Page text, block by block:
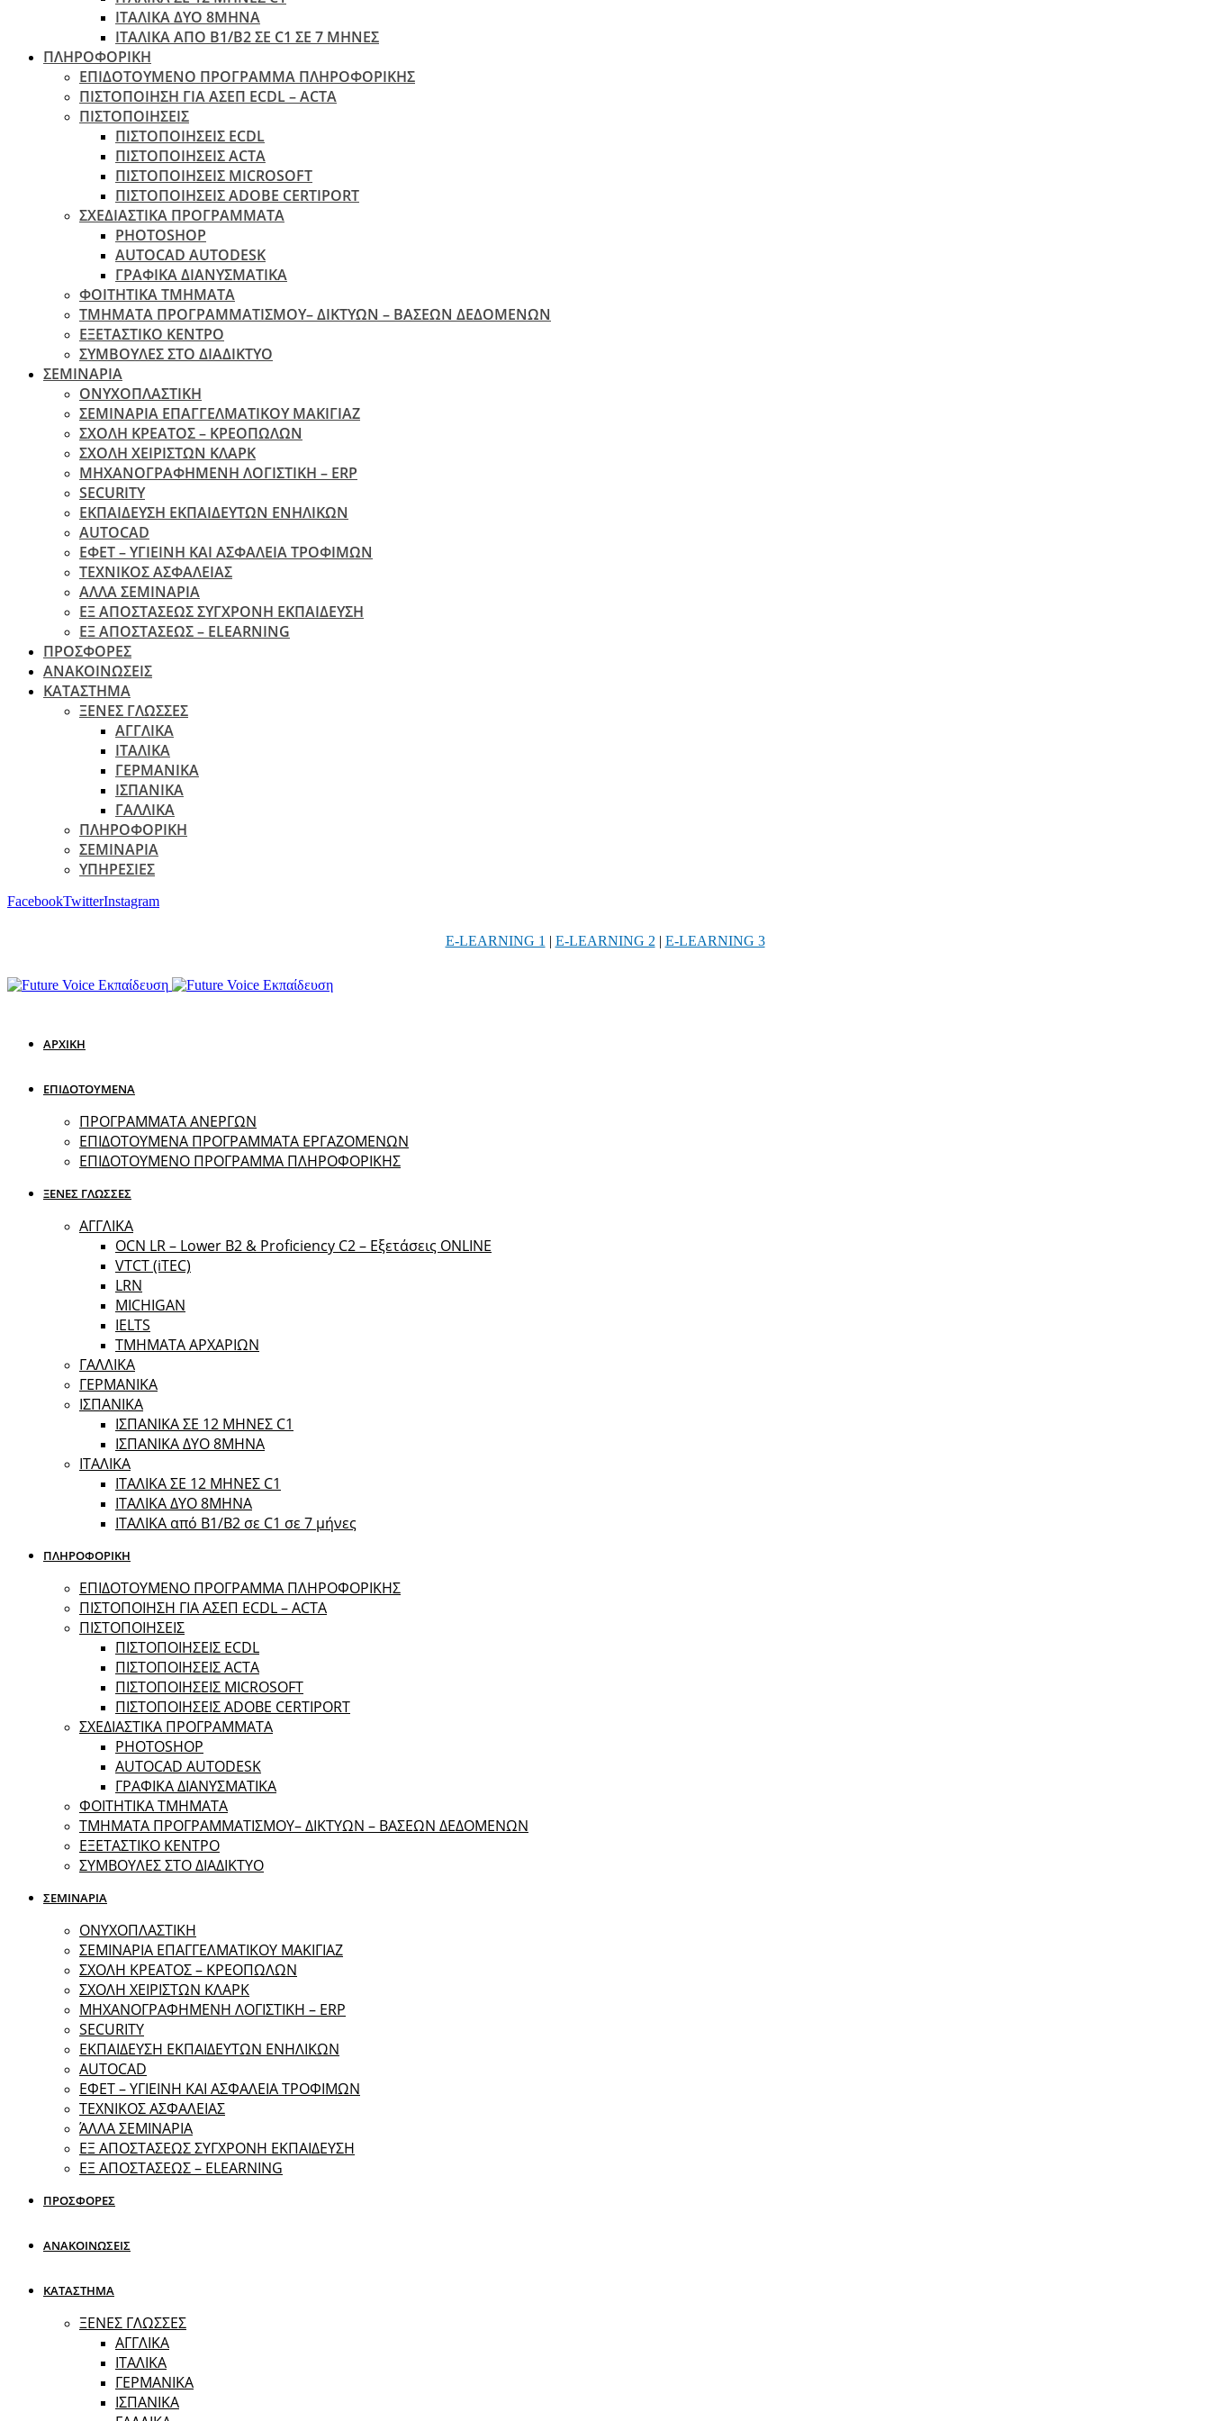
ΙΤΑΛΙΚΑ ΔΥΟ 8ΜΗΝΑ
ΙΤΑΛΙΚΑ ΑΠΌ B1/B2 ΣΕ C1 ΣΕ 7 ΜΉΝΕΣ
ΠΛΗΡΟΦΟΡΙΚΗ
ΕΠΙΔΟΤΟΥΜΕΝΟ ΠΡΟΓΡΑΜΜΑ ΠΛΗΡΟΦΟΡΙΚΗΣ
ΠIΣΤΟΠΟΙΗΣΗ ΓΙΑ ΑΣΕΠ ECDL – ACTA
ΠΙΣΤΟΠΟΙΗΣΕΙΣ
ΠΙΣΤΟΠΟΙΗΣΕΙΣ ECDL
ΠΙΣΤΟΠΟΙΗΣΕΙΣ ACTA
ΠΙΣΤΟΠΟΙΗΣΕΙΣ MICROSOFT
ΠΙΣΤΟΠΟΙΗΣΕΙΣ ADOBE CERTIPORT
ΣΧΕΔΙΑΣΤΙΚΑ ΠΡΟΓΡΑΜΜΑΤΑ
PHOTOSHOP
AUTOCAD AUTODESK
ΓΡΑΦΙΚΑ ΔΙΑΝΥΣΜΑΤΙΚΑ
ΦΟΙΤΗΤΙΚΑ ΤΜΗΜΑΤΑ
ΤΜΗΜΑΤΑ ΠΡΟΓΡΑΜΜΑΤΙΣΜΟΥ– ΔΙΚΤΥΩΝ – ΒΑΣΕΩΝ ΔΕΔΟΜΕΝΩΝ
ΕΞΕΤΑΣΤΙΚΟ ΚΕΝΤΡΟ
ΣΥΜΒΟΥΛΕΣ ΣΤΟ ΔΙΑΔΙΚΤΥΟ
ΣΕΜΙΝΑΡΙΑ
ΟΝΥΧΟΠΛΑΣΤΙΚΗ
ΣΕΜΙΝΑΡΙΑ ΕΠΑΓΓΕΛΜΑΤΙΚΟΥ ΜΑΚΙΓΙΑΖ
ΣΧΟΛΗ ΚΡΕΑΤΟΣ – ΚΡΕΟΠΩΛΩΝ
ΣΧΟΛΗ ΧΕΙΡΙΣΤΩΝ ΚΛΑΡΚ
ΜΗΧΑΝΟΓΡΑΦΗΜΕΝΗ ΛΟΓΙΣΤΙΚΗ – ERP
SECURITY
ΕΚΠΑΙΔΕΥΣΗ ΕΚΠΑΙΔΕΥΤΩΝ ΕΝΗΛΙΚΩΝ
ΑUTOCAD
ΕΦΕΤ – ΥΓΙΕΙΝΗ ΚΑΙ ΑΣΦΑΛΕΙΑ ΤΡΟΦΙΜΩΝ
ΤΕΧΝΙΚΟΣ ΑΣΦΑΛΕΙΑΣ
ΆΛΛΑ ΣΕΜΙΝΑΡΙΑ
EΞ ΑΠΟΣΤΑΣΕΩΣ ΣΥΓΧΡΟΝΗ ΕΚΠΑΙΔΕΥΣΗ
ΕΞ ΑΠΟΣΤΑΣΕΩΣ – ELEARNING
ΠΡΟΣΦΟΡΕΣ
ΑΝΑΚΟΙΝΩΣΕΙΣ
ΚΑΤΑΣΤΗΜΑ
ΞΕΝΕΣ ΓΛΩΣΣΕΣ
ΑΓΓΛΙΚΑ
ΙΤΑΛΙΚΑ
ΓΕΡΜΑΝΙΚΑ
ΙΣΠΑΝΙΚΑ
ΓΑΛΛΙΚΑ
ΠΛΗΡΟΦΟΡΙΚΗ
ΣΕΜΙΝΑΡΙΑ
ΥΠΗΡΕΣΙΕΣ
FacebookTwitterInstagram
E-LEARNING 1 | E-LEARNING 2 | E-LEARNING 3
ΑΡΧΙΚΗ
ΕΠΙΔΟΤΟΥΜΕΝΑ
ΠΡΟΓΡΑΜΜΑΤΑ ΑΝΕΡΓΩΝ
ΕΠΙΔΟΤΟΥΜΕΝΑ ΠΡΟΓΡΑΜΜΑΤΑ ΕΡΓΑΖΟΜΕΝΩΝ
ΕΠΙΔΟΤΟΥΜΕΝΟ ΠΡΟΓΡΑΜΜΑ ΠΛΗΡΟΦΟΡΙΚΗΣ
ΞΕΝΕΣ ΓΛΩΣΣΕΣ
ΑΓΓΛΙΚΑ
OCN LR – Lower B2 & Proficiency C2 – Εξετάσεις ONLINE
VTCT (iTEC)
LRN
MICHIGAN
IELTS
ΤΜΗΜΑΤΑ ΑΡΧΑΡΙΩΝ
ΓΑΛΛΙΚΑ
ΓΕΡΜΑΝΙΚΑ
ΙΣΠΑΝΙΚΑ
ΙΣΠΑΝΙΚΑ ΣΕ 12 ΜΗΝΕΣ C1
ΙΣΠΑΝΙΚΑ ΔΥΟ 8ΜΗΝΑ
ΙΤΑΛΙΚΑ
ΙΤΑΛΙΚΑ ΣΕ 12 ΜΗΝΕΣ C1
ΙΤΑΛΙΚΑ ΔΥΟ 8ΜΗΝΑ
ΙΤΑΛΙΚΑ από B1/B2 σε C1 σε 7 μήνες
ΠΛΗΡΟΦΟΡΙΚΗ
ΕΠΙΔΟΤΟΥΜΕΝΟ ΠΡΟΓΡΑΜΜΑ ΠΛΗΡΟΦΟΡΙΚΗΣ
ΠIΣΤΟΠΟΙΗΣΗ ΓΙΑ ΑΣΕΠ ECDL – ACTA
ΠΙΣΤΟΠΟΙΗΣΕΙΣ
ΠΙΣΤΟΠΟΙΗΣΕΙΣ ECDL
ΠΙΣΤΟΠΟΙΗΣΕΙΣ ACTA
ΠΙΣΤΟΠΟΙΗΣΕΙΣ MICROSOFT
ΠΙΣΤΟΠΟΙΗΣΕΙΣ ADOBE CERTIPORT
ΣΧΕΔΙΑΣΤΙΚΑ ΠΡΟΓΡΑΜΜΑΤΑ
PHOTOSHOP
AUTOCAD AUTODESK
ΓΡΑΦΙΚΑ ΔΙΑΝΥΣΜΑΤΙΚΑ
ΦΟΙΤΗΤΙΚΑ ΤΜΗΜΑΤΑ
ΤΜΗΜΑΤΑ ΠΡΟΓΡΑΜΜΑΤΙΣΜΟΥ– ΔΙΚΤΥΩΝ – ΒΑΣΕΩΝ ΔΕΔΟΜΕΝΩΝ
ΕΞΕΤΑΣΤΙΚΟ ΚΕΝΤΡΟ
ΣΥΜΒΟΥΛΕΣ ΣΤΟ ΔΙΑΔΙΚΤΥΟ
ΣΕΜΙΝΑΡΙΑ
ΟΝΥΧΟΠΛΑΣΤΙΚΗ
ΣΕΜΙΝΑΡΙΑ ΕΠΑΓΓΕΛΜΑΤΙΚΟΥ ΜΑΚΙΓΙΑΖ
ΣΧΟΛΗ ΚΡΕΑΤΟΣ – ΚΡΕΟΠΩΛΩΝ
ΣΧΟΛΗ ΧΕΙΡΙΣΤΩΝ ΚΛΑΡΚ
ΜΗΧΑΝΟΓΡΑΦΗΜΕΝΗ ΛΟΓΙΣΤΙΚΗ – ERP
SECURITY
ΕΚΠΑΙΔΕΥΣΗ ΕΚΠΑΙΔΕΥΤΩΝ ΕΝΗΛΙΚΩΝ
ΑUTOCAD
ΕΦΕΤ – ΥΓΙΕΙΝΗ ΚΑΙ ΑΣΦΑΛΕΙΑ ΤΡΟΦΙΜΩΝ
ΤΕΧΝΙΚΟΣ ΑΣΦΑΛΕΙΑΣ
ΆΛΛΑ ΣΕΜΙΝΑΡΙΑ
EΞ ΑΠΟΣΤΑΣΕΩΣ ΣΥΓΧΡΟΝΗ ΕΚΠΑΙΔΕΥΣΗ
ΕΞ ΑΠΟΣΤΑΣΕΩΣ – ELEARNING
ΠΡΟΣΦΟΡΕΣ
ΑΝΑΚΟΙΝΩΣΕΙΣ
ΚΑΤΑΣΤΗΜΑ
ΞΕΝΕΣ ΓΛΩΣΣΕΣ
ΑΓΓΛΙΚΑ
ΙΤΑΛΙΚΑ
ΓΕΡΜΑΝΙΚΑ
ΙΣΠΑΝΙΚΑ